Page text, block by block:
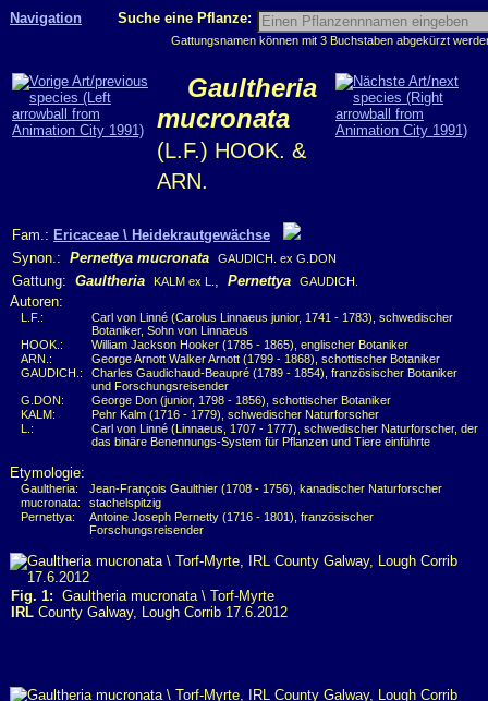
Navigation Suche eine Pflanze:
Gattungsnamen können mit 3 Buchstaben abgekürzt
Gaultheria
mucronata
(L.F.) HOOK. &
ARN.
Fam.: Ericaceae \ Heidekrautgewächse
Synon.: Pernettya mucronata GAUDICH. ex G.DON
Gattung: Gaultheria KALM ex L. , Pernettya GAUDICH.
Autoren:
L.F.:
Carl von Linné (Carolus Linnaeus junior, 1741 - 1783), schwedischer
Botaniker, Sohn von Linnaeus
HOOK.:
William Jackson Hooker (1785 - 1865), englischer Botaniker
ARN.:
George Arnott Walker Arnott (1799 - 1868), schottischer Botaniker
GAUDICH.:
Charles Gaudichaud-Beaupré (1789 - 1854), französischer Botaniker
und Forschungsreisender
G.DON:
George Don (junior, 1798 - 1856), schottischer Botaniker
KALM:
Pehr Kalm (1716 - 1779), schwedischer Naturforscher
L.:
Carl von Linné (Linnaeus, 1707 - 1777), schwedischer Naturforscher, der
das binäre Benennungs-System für Pflanzen und Tiere einführte
Etymologie:
Gaultheria:
Jean-François Gaulthier (1708 - 1756), kanadischer Naturforscher
mucronata:
stachelspitzig
Pernettya:
Antoine Joseph Pernetty (1716 - 1801), französischer
Forschungsreisender
Fig. 1: Gaultheria mucronata \ Torf-Myrte
IRL County Galway, Lough Corrib 17.6.2012